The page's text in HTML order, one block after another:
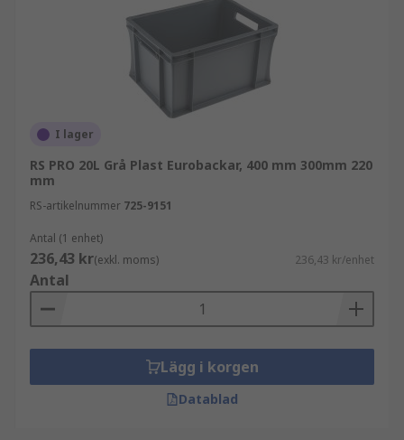
I lager
RS PRO 20L Grå Plast Eurobackar, 400 mm 300mm 220
mm
RS-artikelnummer 725-9151
Antal (1 enhet)
236,43 kr(exkl. moms) 236,43 kr/enhet
Antal
Lägg i korgen
Datablad